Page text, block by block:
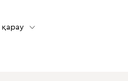
қарау